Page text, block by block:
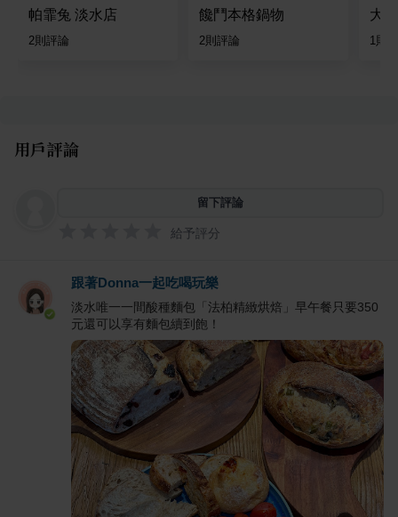
帕霏兔 淡水店
2則評論
饞鬥本格鍋物
2則評論
大
1則
用戶評論
留下評論
給予評分
跟著Donna一起吃喝玩樂
淡水唯一一間酸種麵包「法柏精緻烘焙」早午餐只要350
元還可以享有麵包續到飽！